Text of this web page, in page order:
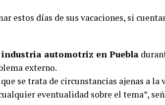
estos días de sus vacaciones, si
automotriz en Puebla
externo.
se trata de circunstancias ajenas a la
eventualidad sobre el tema”,